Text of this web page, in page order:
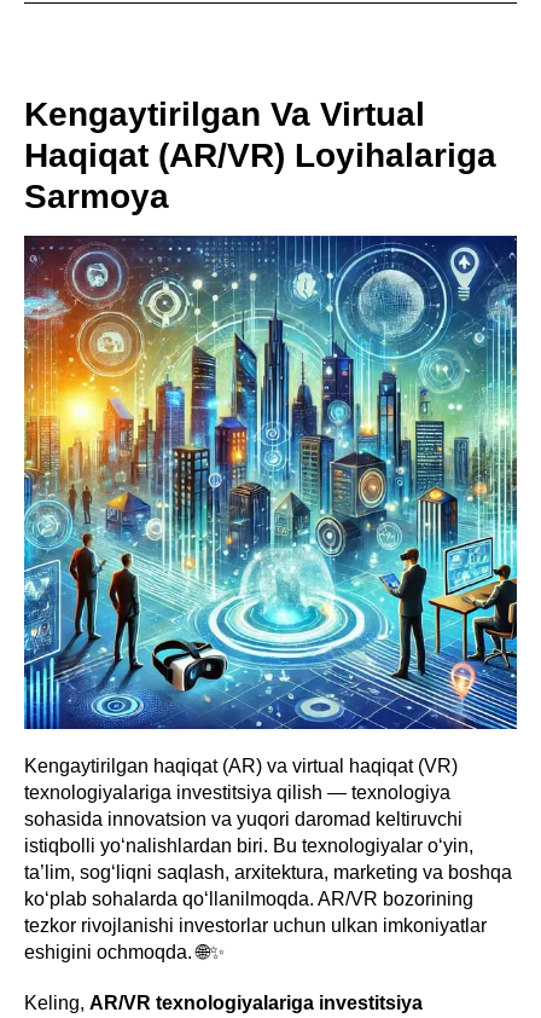
Kengaytirilgan Va Virtual
Haqiqat (AR/VR) Loyihalariga
Sarmoya
Kengaytirilgan haqiqat (AR) va virtual haqiqat (VR)
texnologiyalariga investitsiya qilish — texnologiya
sohasida innovatsion va yuqori daromad keltiruvchi
istiqbolli yo‘nalishlardan biri. Bu texnologiyalar o‘yin,
ta’lim, sog‘liqni saqlash, arxitektura, marketing va boshqa
ko‘plab sohalarda qo‘llanilmoqda. AR/VR bozorining
tezkor rivojlanishi investorlar uchun ulkan imkoniyatlar
eshigini ochmoqda. 🌐✨
Keling, AR/VR texnologiyalariga investitsiya